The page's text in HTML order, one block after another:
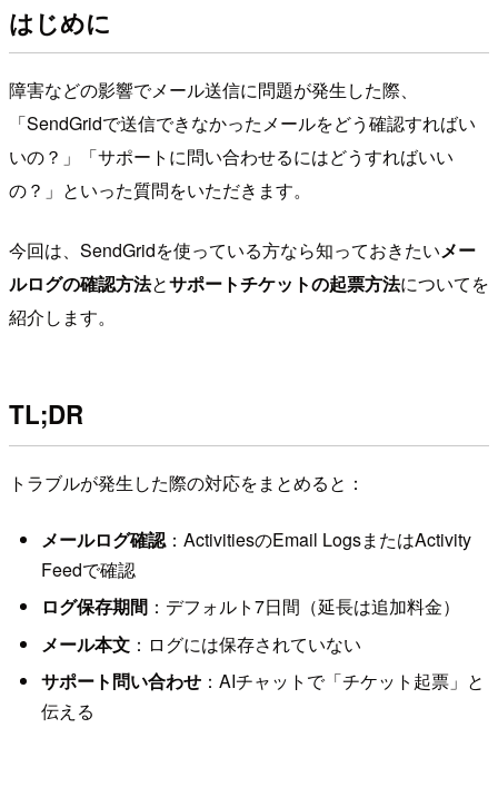
はじめに
障害などの影響でメール送信に問題が発生した際、
「SendGridで送信できなかったメールをどう確認すればい
いの？」「サポートに問い合わせるにはどうすればいい
の？」といった質問をいただきます。
今回は、SendGridを使っている方なら知っておきたいメー
ルログの確認方法とサポートチケットの起票方法についてを
紹介します。
TL;DR
トラブルが発生した際の対応をまとめると：
メールログ確認：ActivitiesのEmail LogsまたはActivity
Feedで確認
ログ保存期間：デフォルト7日間（延長は追加料金）
メール本文：ログには保存されていない
サポート問い合わせ：AIチャットで「チケット起票」と
伝える